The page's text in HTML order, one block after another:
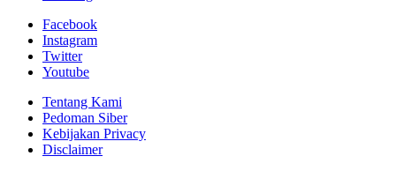
Facebook
Instagram
Twitter
Youtube
Tentang Kami
Pedoman Siber
Kebijakan Privacy
Disclaimer